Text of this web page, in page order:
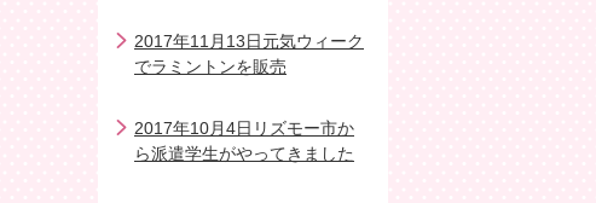
2017年11月13日元気ウィーク
でラミントンを販売
2017年10月4日リズモー市か
ら派遣学生がやってきました